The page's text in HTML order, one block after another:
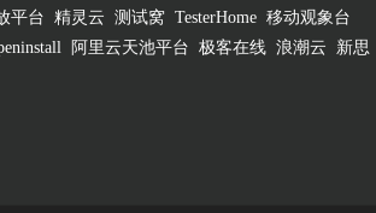
平台 精灵云 测试窝 TesterHome 移动观象台
阿里云天池平台 极客在线 浪潮云
新思